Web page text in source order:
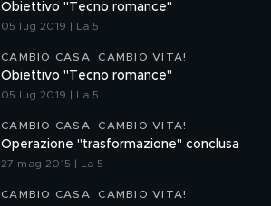
Obiettivo "Tecno romance"
05 lug 2019 | La 5
CAMBIO CASA, CAMBIO VITA!
Obiettivo "Tecno romance"
05 lug 2019 | La 5
CAMBIO CASA, CAMBIO VITA!
Operazione "trasformazione" conclusa
27 mag 2015 | La 5
CAMBIO CASA, CAMBIO VITA!